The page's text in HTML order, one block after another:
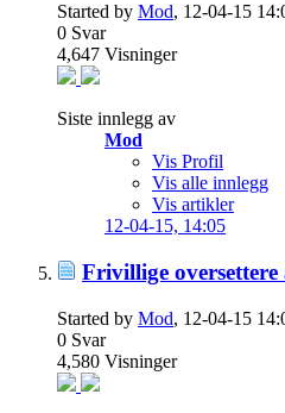
Started by Mod, 12-04-15
0 Svar
4,647 Visninger
Siste innlegg av
Mod
Vis Profil
Vis alle innlegg
Vis artikler
12-04-15, 14:05
Frivillige
Started by Mod, 12-04-15
0 Svar
4,580 Visninger